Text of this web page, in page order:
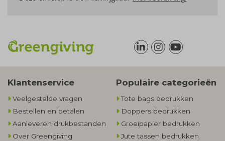
Klantenservice
Veelgestelde vragen
Bestellen en betalen
Aanleveren drukbestanden
Over Greengiving
Populaire categorieën
Tote bags bedrukken
Doppers bedrukken
Groeipapier bedrukken
Jute tassen bedrukken